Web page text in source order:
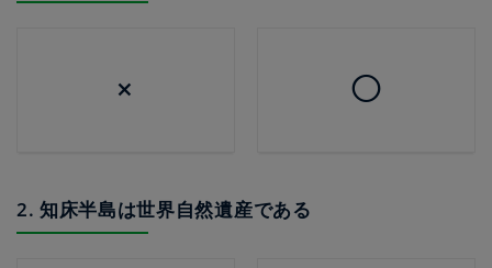
× ◯
2. 知床半島は世界自然遺産である